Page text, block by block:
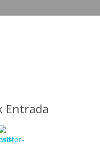
Entrada